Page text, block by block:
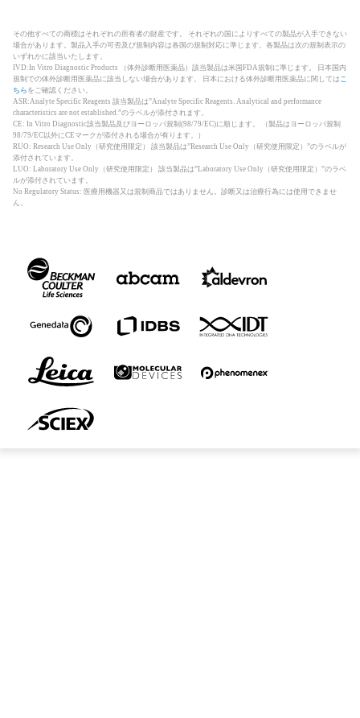
その他すべての商標はそれぞれの所有者の財産です。 それぞれの国によりすべての製品が入手できない
場合があります。製品入手の可否及び規制内容は各国の規制対応に準じます。各製品は次の規制表示の
いずれかに該当いたします。
IVD:In Vitro Diagnostic Products （体外診断用医薬品）該当製品は米国FDA規制に準じます。 日本国内
規制での体外診断用医薬品に該当しない場合があります。 日本における体外診断用医薬品に関しては こ
ちら をご確認ください。
ASR:Analyte Specific Reagents 該当製品は”Analyte Specific Reagents. Analytical and performance
characteristics are not established.”のラベルが添付されます。
CE: In Vitro Diagnostic該当製品及びヨーロッパ規制(98/79/EC)に順じます。 （製品はヨーロッパ規制
98/79/EC以外にCEマークが添付される場合が有ります。）
RUO: Research Use Only（研究使用限定） 該当製品は”Research Use Only（研究使用限定）”のラベルが
添付されています。
LUO: Laboratory Use Only（研究使用限定） 該当製品は”Laboratory Use Only（研究使用限定）”のラベ
ルが添付されています。
No Regulatory Status: 医療用機器又は規制商品ではありません。診断又は治療行為には使用できませ
ん。